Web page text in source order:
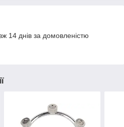
14 днів за домовленістю